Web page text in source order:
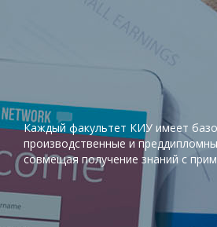
Каждый факультет КИУ имеет
производственные и
совмещая получение знаний с